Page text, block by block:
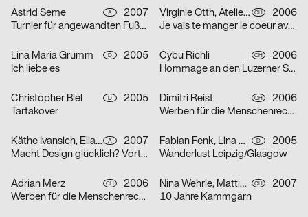
Astrid Seme A
2007
Turnier für angewandten Fußball 5
Virginie Otth, Atelier Poisson CH
2006
Je vais te manger le coeur avec mes petites dents
Lina Maria Grumm D
2005
Ich liebe es
Cybu Richli CH
2006
Hommage an den Luzerner Straßenphilosophen Emil Manser
Christopher Biel D
2005
Tartakover
Dimitri Reist CH
2006
Werben für die Menschenrechte
Käthe Ivansich, Elia Sarraffan A
2007
Macht Design glücklich? Vortrag Ruedi Baur
Fabian Fenk, Lina Maria Grumm, Jakob Kirch, Nella Rieken D
2005
Wanderlust Leipzig/Glasgow
Adrian Merz CH
2006
Werben für die Menschenrechte
Nina Wehrle, Mattias Leutwyler CH
2007
10 Jahre Kammgarn